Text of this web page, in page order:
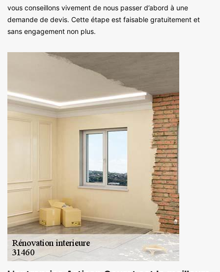
vous conseillons vivement de nous passer d’abord à une
demande de devis. Cette étape est faisable gratuitement et
sans engagement non plus.